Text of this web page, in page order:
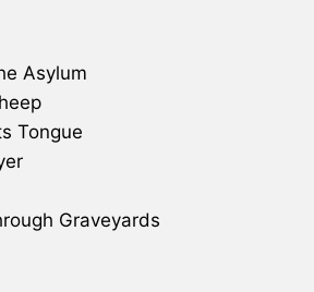
Asylum
Tongue
Graveyards